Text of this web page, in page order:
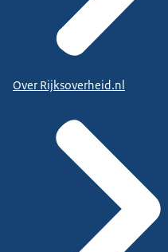
Over Rijksoverheid.nl